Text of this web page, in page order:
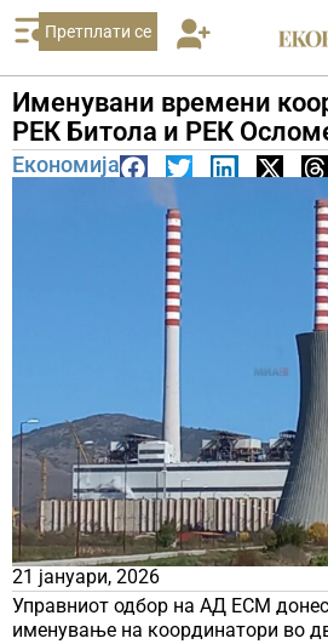
Претплати се
Именувани времени
РЕК Битола и РЕК
Економија
21 јануари, 2026
Управниот одбор на АД ЕСМ
именување на координатори во